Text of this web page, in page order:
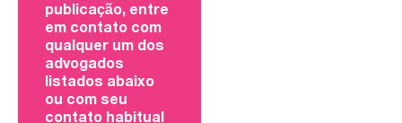
publicação, entre
em contato com
qualquer um dos
advogados
listados abaixo
ou com seu
contato habitual